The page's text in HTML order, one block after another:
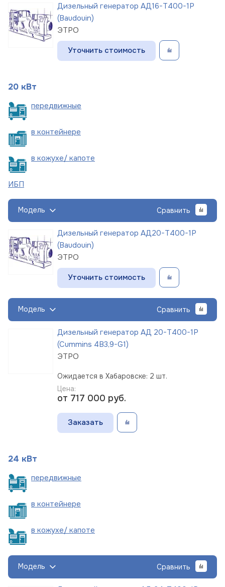
Дизельный генератор АД16-Т400-1Р
(Baudouin)
ЭТРО
Уточнить стоимость
20 кВт
передвижные
в контейнере
в кожухе/ капоте
ИБП
Модель Сравнить
Дизельный генератор АД20-Т400-1Р
(Baudouin)
ЭТРО
Уточнить стоимость
Модель Сравнить
Дизельный генератор АД 20-Т400-1Р
(Cummins 4B3,9-G1)
ЭТРО
Ожидается в Хабаровске: 2 шт.
Цена:
от 717 000 руб.
Заказать
24 кВт
передвижные
в контейнере
в кожухе/ капоте
Модель Сравнить